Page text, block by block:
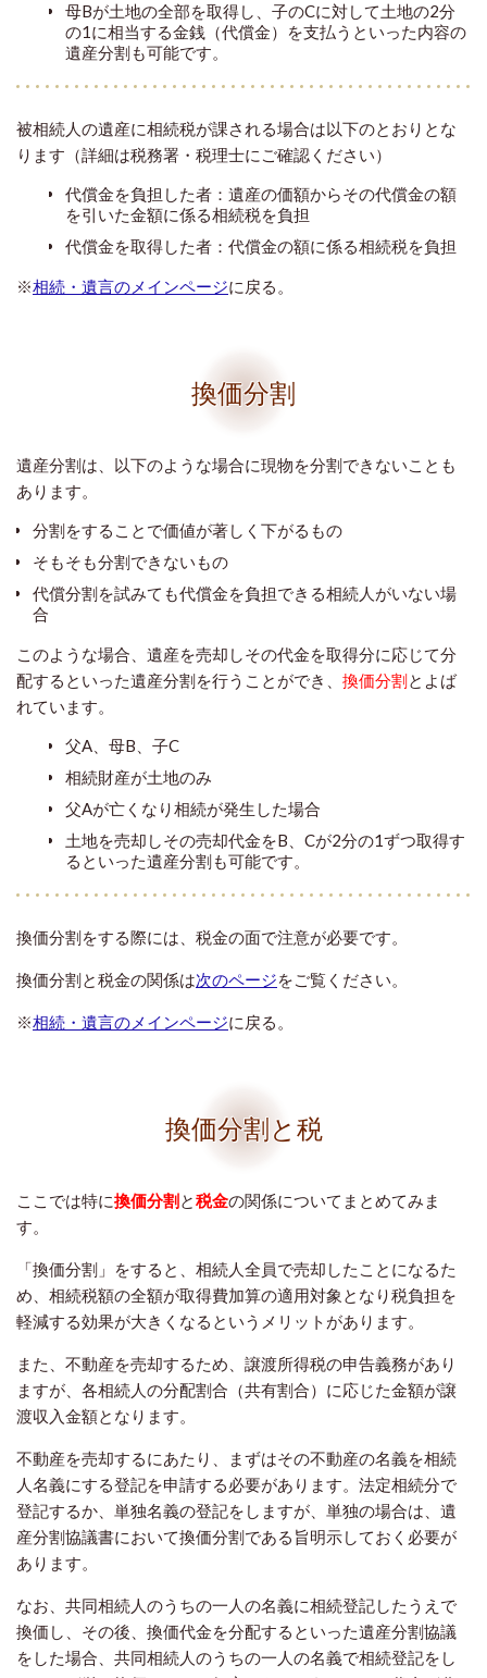
母Bが土地の全部を取得し、子のCに対して土地の2分
の1に相当する金銭（代償金）を支払うといった内容の
遺産分割も可能です。
被相続人の遺産に相続税が課される場合は以下のとおりとな
ります（詳細は税務署・税理士にご確認ください）
代償金を負担した者：遺産の価額からその代償金の額
を引いた金額に係る相続税を負担
代償金を取得した者：代償金の額に係る相続税を負担
※相続・遺言のメインページに戻る。
換価分割
遺産分割は、以下のような場合に現物を分割できないことも
あります。
分割をすることで価値が著しく下がるもの
そもそも分割できないもの
代償分割を試みても代償金を負担できる相続人がいない場
合
このような場合、遺産を売却しその代金を取得分に応じて分
配するといった遺産分割を行うことができ、 換価分割とよば
れています。
父A、母B、子C
相続財産が土地のみ
父Aが亡くなり相続が発生した場合
土地を売却しその売却代金をB、Cが2分の1ずつ取得す
るといった遺産分割も可能です。
換価分割をする際には、税金の面で注意が必要です。
換価分割と税金の関係は次のページをご覧ください。
※相続・遺言のメインページに戻る。
換価分割と税
ここでは特に換価分割と税金の関係についてまとめてみま
す。
「換価分割」をすると、相続人全員で売却したことになるた
め、相続税額の全額が取得費加算の適用対象となり税負担を
軽減する効果が大きくなるというメリットがあります。
また、不動産を売却するため、譲渡所得税の申告義務があり
ますが、各相続人の分配割合（共有割合）に応じた金額が譲
渡収入金額となります。
不動産を売却するにあたり、まずはその不動産の名義を相続
人名義にする登記を申請する必要があります。法定相続分で
登記するか、単独名義の登記をしますが、単独の場合は、遺
産分割協議書において換価分割である旨明示しておく必要が
あります。
なお、共同相続人のうちの一人の名義に相続登記したうえで
換価し、その後、換価代金を分配するといった遺産分割協議
をした場合、共同相続人のうちの一人の名義で相続登記をし